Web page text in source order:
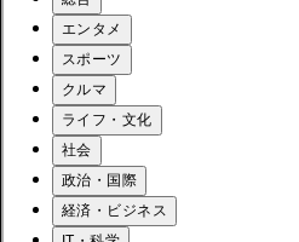
エンタメ
スポーツ
クルマ
ライフ・文化
社会
政治・国際
経済・ビジネス